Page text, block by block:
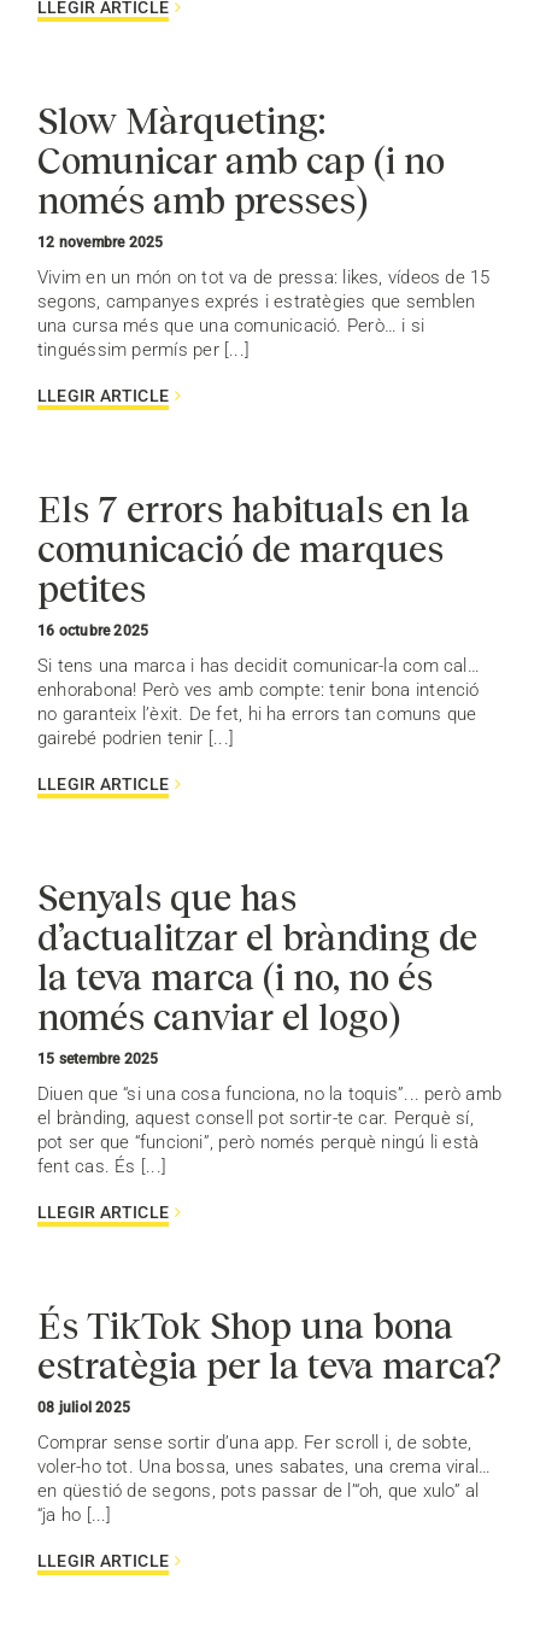
LLEGIR ARTICLE
Slow Màrqueting:
Comunicar amb cap (i no
només amb presses)
12 novembre 2025
Vivim en un món on tot va de pressa: likes, vídeos de 15
segons, campanyes exprés i estratègies que semblen
una cursa més que una comunicació. Però… i si
tinguéssim permís per [...]
LLEGIR ARTICLE
Els 7 errors habituals en la
comunicació de marques
petites
16 octubre 2025
Si tens una marca i has decidit comunicar-la com cal…
enhorabona! Però ves amb compte: tenir bona intenció
no garanteix l’èxit. De fet, hi ha errors tan comuns que
gairebé podrien tenir [...]
LLEGIR ARTICLE
Senyals que has
d’actualitzar el brànding de
la teva marca (i no, no és
només canviar el logo)
15 setembre 2025
Diuen que “si una cosa funciona, no la toquis”... però amb
el brànding, aquest consell pot sortir-te car. Perquè sí,
pot ser que “funcioni”, però només perquè ningú li està
fent cas. És [...]
LLEGIR ARTICLE
És TikTok Shop una bona
estratègia per la teva marca?
08 juliol 2025
Comprar sense sortir d’una app. Fer scroll i, de sobte,
voler-ho tot. Una bossa, unes sabates, una crema viral…
en qüestió de segons, pots passar de l’“oh, que xulo” al
“ja ho [...]
LLEGIR ARTICLE